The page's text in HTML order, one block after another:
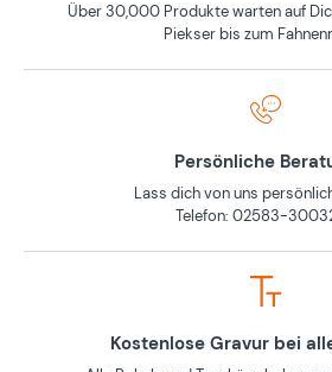
Über 30,000 Produkte warten auf
Piekser bis zum
Persönliche
Lass dich von uns
Telefon: 02583-
Kostenlose Gravur bei